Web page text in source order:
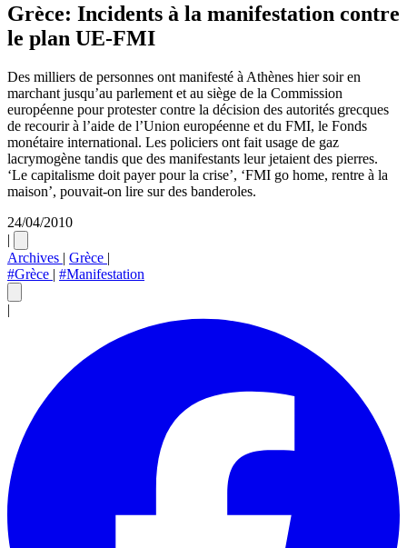
Grèce: Incidents à la manifestation contre
le plan UE-FMI
Des milliers de personnes ont manifesté à Athènes hier soir en
marchant jusqu’au parlement et au siège de la Commission
européenne pour protester contre la décision des autorités grecques
de recourir à l’aide de l’Union européenne et du FMI, le Fonds
monétaire international. Les policiers ont fait usage de gaz
lacrymogène tandis que des manifestants leur jetaient des pierres.
‘Le capitalisme doit payer pour la crise’, ‘FMI go home, rentre à la
maison’, pouvait-on lire sur des banderoles.
24/04/2010
|
Archives | Grèce |
#Grèce | #Manifestation
|